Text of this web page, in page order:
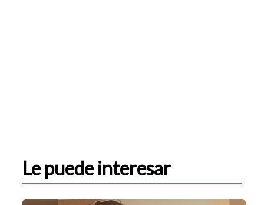
Le puede interesar